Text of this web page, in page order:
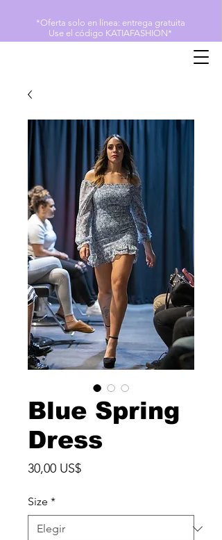
*Oferta solo en línea: entrega gratuita
Use el código KATIAFASHION*
Blue Spring
Dress
30,00 US$Precio
Size *